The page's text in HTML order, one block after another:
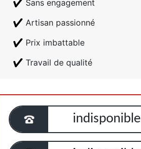
Sans engagement
Artisan passionné
Prix imbattable
Travail de qualité
indisponible